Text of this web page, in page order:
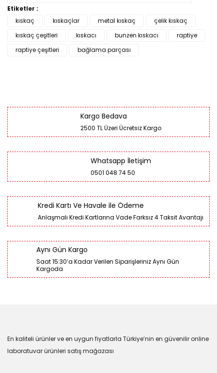
Etiketler :
kıskaç
kıskaçlar metal kıskaç
çelik kıskaç
kıskaç çeşitleri
kıskacı bunzen kıskacı
raptiye
raptiye çeşitleri
bağlama parçası
Kargo Bedava
2500 TL Üzeri Ücretsiz Kargo
Whatsapp İletişim
0501 048 74 50
Kredi Kartı Ve Havale ile Ödeme
Anlaşmalı Kredi Kartlarına Vade Farksız 4 Taksit Avantajı
Aynı Gün Kargo
Saat 15:30’a Kadar Verilen Siparişleriniz Aynı Gün
Kargoda
En kaliteli ürünler ve en uygun fiyatlarla Türkiye’nin en güvenilir online
laboratuvar ürünleri satış mağazası